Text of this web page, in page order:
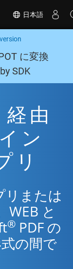
日本語
に変換
SDK
由
ン
リ
リまたは
WEB と
® PDF の
の間で